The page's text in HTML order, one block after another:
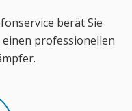
berät Sie
professionellen